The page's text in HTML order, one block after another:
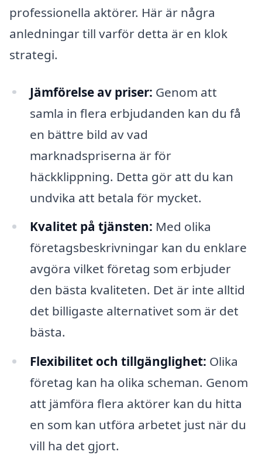
professionella aktörer. Här är några
anledningar till varför detta är en klok
strategi.
Jämförelse av priser: Genom att
samla in flera erbjudanden kan du få
en bättre bild av vad
marknadspriserna är för
häckklippning. Detta gör att du kan
undvika att betala för mycket.
Kvalitet på tjänsten: Med olika
företagsbeskrivningar kan du enklare
avgöra vilket företag som erbjuder
den bästa kvaliteten. Det är inte alltid
det billigaste alternativet som är det
bästa.
Flexibilitet och tillgänglighet: Olika
företag kan ha olika scheman. Genom
att jämföra flera aktörer kan du hitta
en som kan utföra arbetet just när du
vill ha det gjort.